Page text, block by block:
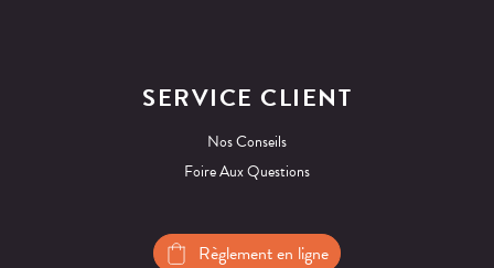
SERVICE CLIENT
Nos Conseils
Foire Aux Questions
Règlement en ligne